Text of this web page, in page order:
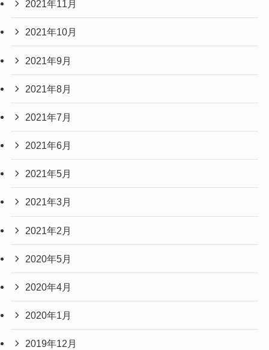
2021年11月
2021年10月
2021年9月
2021年8月
2021年7月
2021年6月
2021年5月
2021年3月
2021年2月
2020年5月
2020年4月
2020年1月
2019年12月